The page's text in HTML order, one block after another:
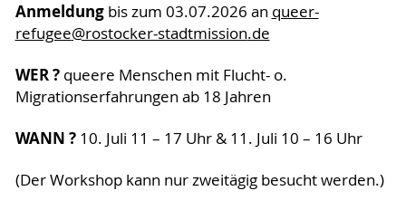
Anmeldungbis zum 03.07.2026 an queer-
refugee@rostocker-stadtmission.de
WER ? queere Menschen mit Flucht- o.
Migrationserfahrungen ab 18 Jahren
WANN ?10. Juli 11 – 17 Uhr & 11. Juli 10 – 16 Uhr
(Der Workshop kann nur zweitägig besucht werden.)